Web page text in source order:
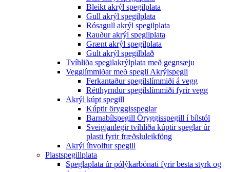
Bleikt akrýl spegilplata
Gull akrýl spegilplata
Rósagull akrýl spegilplata
Rauður akrýl spegilplata
Grænt akrýl spegilplata
Gult akrýl spegilblað
Tvíhliða spegilakrýlplata með gegnsæju
Vegglímmiðar með spegli Akrýlspegli
Ferkantaður spegilslímmiði á vegg
Rétthyrndur spegilslímmiði fyrir vegg
Akrýl kúpt spegill
Kúptir öryggisspeglar
Barnabílspegill Öryggisspegill í bílstól
Sveigjanlegir tvíhliða kúptir speglar úr
plasti fyrir fræðsluleikföng
Akrýl íhvolfur spegill
Plastspegillplata
Speglaplata úr pólýkarbónati fyrir besta styrk og